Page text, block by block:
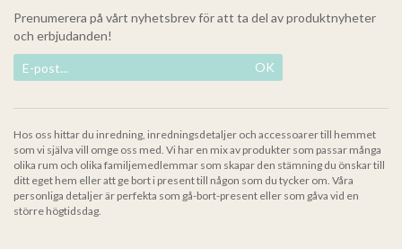
Prenumerera på vårt nyhetsbrev för att ta del av produktnyheter
och erbjudanden!
OK
Hos oss hittar du inredning, inredningsdetaljer och accessoarer till hemmet
som vi själva vill omge oss med. Vi har en mix av produkter som passar många
olika rum och olika familjemedlemmar som skapar den stämning du önskar till
ditt eget hem eller att ge bort i present till någon som du tycker om. Våra
personliga detaljer är perfekta som gå-bort-present eller som gåva vid en
större högtidsdag.